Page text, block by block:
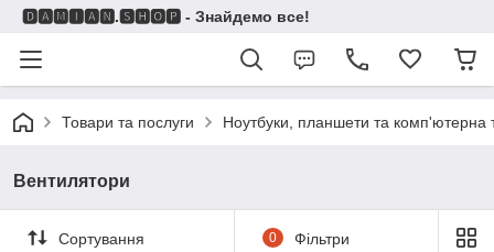
🅳🅰🅼🅸🅰🅽.🆂🅷🅾🅿 - Знайдемо все!
Товари та послуги Ноутбуки, планшети та комп'ютерна
Вентилятори
Сортування 0 Фільтри